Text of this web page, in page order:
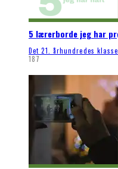
5 lærerborde jeg har
Det 21. århundredes
187